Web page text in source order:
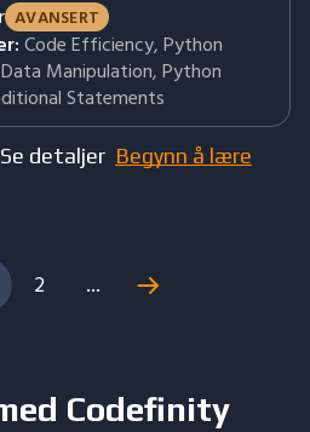
AVANSERT
Code Efficiency, Python
Manipulation, Python
Statements
Se detaljer Begynn å lære
2 ...
Codefinity